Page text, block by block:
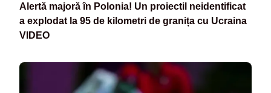
Alertă majoră în Polonia! Un proiectil neidentificat
a explodat la 95 de kilometri de granița cu Ucraina
VIDEO